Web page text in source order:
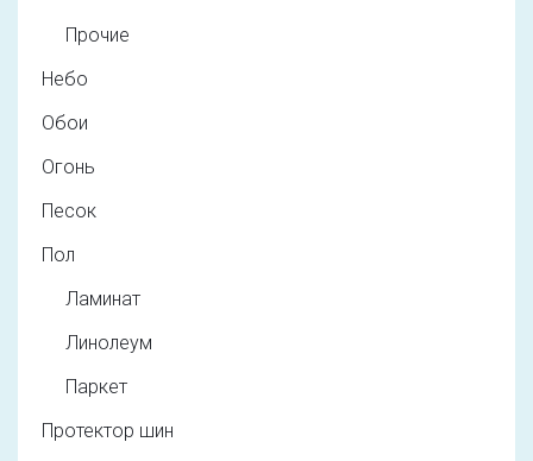
Прочие
Небо
Обои
Огонь
Песок
Пол
Ламинат
Линолеум
Паркет
Протектор шин